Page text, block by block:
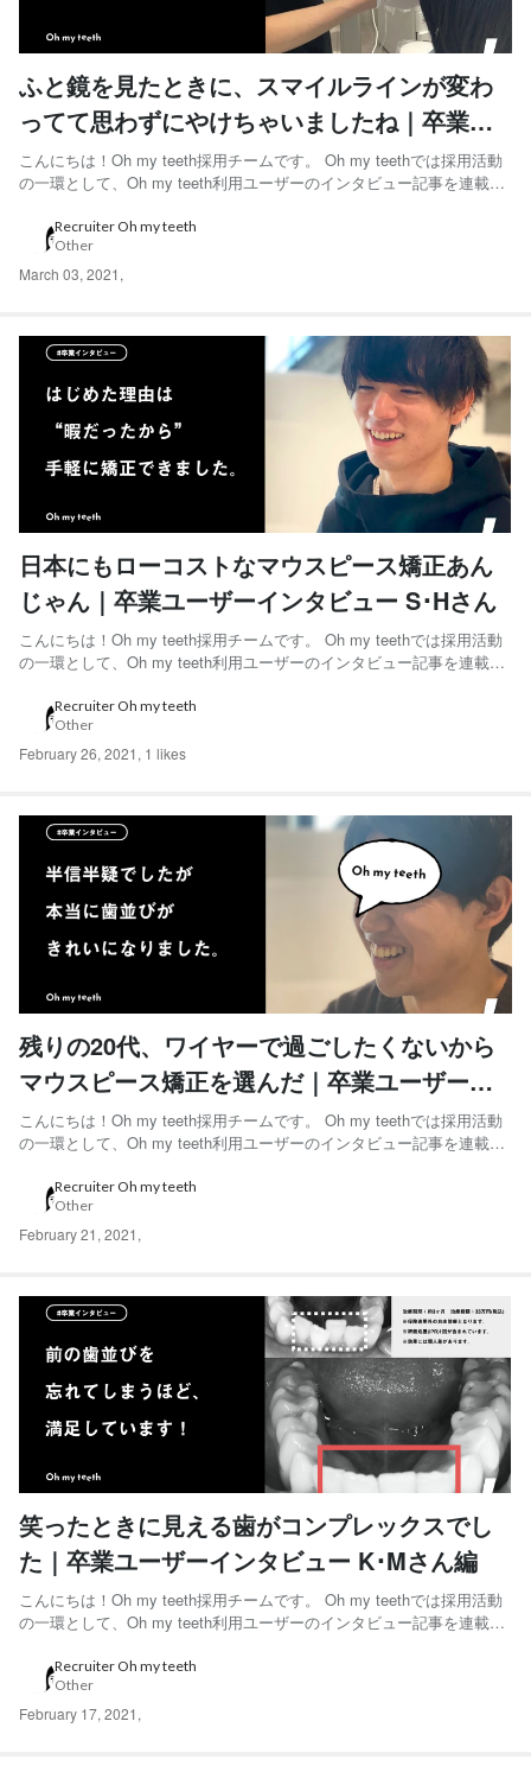
ふと鏡を見たときに、スマイルラインが変わ
ってて思わずにやけちゃいましたね｜卒業ユ
ーザーインタビュー Saeさん編
こんにちは！Oh my teeth採用チームです。 Oh my teethでは採用活動
の一環として、Oh my teeth利用ユーザーのインタビュー記事を連載し
く歯並びを整えることができました。」と語ってくれたSaeさんにイン
タビューをしました。 ...
Recruiter Oh my teeth
Other
March 03, 2021 ,
日本にもローコストなマウスピース矯正あん
じゃん｜卒業ユーザーインタビュー S･Hさん
こんにちは！Oh my teeth採用チームです。 Oh my teethでは採用活動
の一環として、Oh my teeth利用ユーザーのインタビュー記事を連載し
くれたS･Hさんにインタビューをしました。 ◆S･Hさん 20代後半男
性。建築系のコンサ...
Recruiter Oh my teeth
Other
February 26, 2021 , 1 likes
残りの20代、ワイヤーで過ごしたくないから
マウスピース矯正を選んだ｜卒業ユーザーイ
ンタビュー S･Hさん編
こんにちは！Oh my teeth採用チームです。 Oh my teethでは採用活動
の一環として、Oh my teeth利用ユーザーのインタビュー記事を連載し
になりました。」と語ってくれたS･Hさんにインタビューをしました。
◆S･Hさん 20代...
Recruiter Oh my teeth
Other
February 21, 2021 ,
笑ったときに見える歯がコンプレックスでし
た｜卒業ユーザーインタビュー K･Mさん編
こんにちは！Oh my teeth採用チームです。 Oh my teethでは採用活動
の一環として、Oh my teeth利用ユーザーのインタビュー記事を連載し
語ってくれたK•Mさんにインタビューをしました。 ◆K•Mさん 20代前
半女性。会社員。...
Recruiter Oh my teeth
Other
February 17, 2021 ,